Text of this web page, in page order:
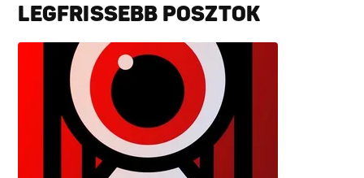
LEGFRISSEBB POSZTOK